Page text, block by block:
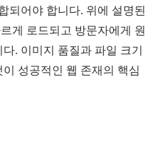
되어야 합니다. 위에 설명된
게 로드되고 방문자에게 원
. 이미지 품질과 파일 크기
성공적인 웹 존재의 핵심